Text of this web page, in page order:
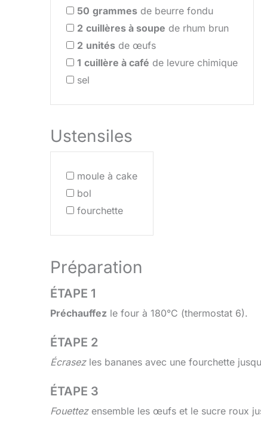
50 grammes de beurre fondu
2 cuillères à soupe de rhum brun
2 unités de œufs
1 cuillère à café de levure chimique
sel
Ustensiles
moule à cake
bol
fourchette
Préparation
ÉTAPE 1
Préchauffez le four à 180°C (thermostat 6).
ÉTAPE 2
Écrasezles bananes avec une fourchette
ÉTAPE 3
Fouettezensemble les œufs et le sucre roux